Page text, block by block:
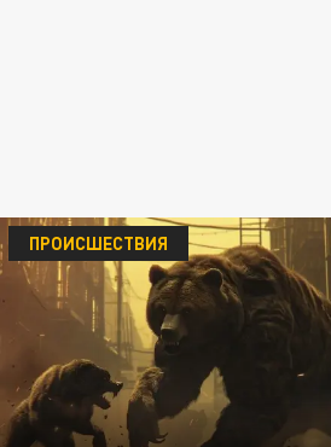
ПРОИСШЕСТВИЯ